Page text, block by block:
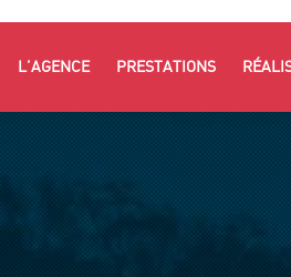
L’AGENCE PRESTATIONS